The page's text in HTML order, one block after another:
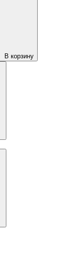
В корзину